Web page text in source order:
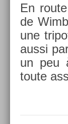
En
de
une
aussi
un peu
toute